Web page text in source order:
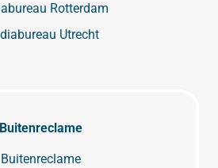
Rotterdam
Utrecht
Buitenreclame
Buitenreclame